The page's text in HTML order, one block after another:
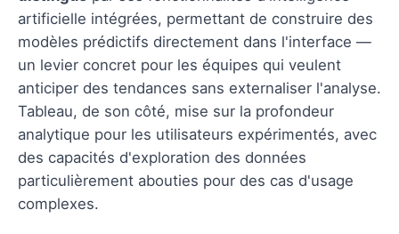
artificielle intégrées, permettant de construire des
modèles prédictifs directement dans l'interface —
un levier concret pour les équipes qui veulent
anticiper des tendances sans externaliser l'analyse.
Tableau, de son côté, mise sur la profondeur
analytique pour les utilisateurs expérimentés, avec
des capacités d'exploration des données
particulièrement abouties pour des cas d'usage
complexes.